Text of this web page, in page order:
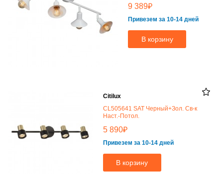
9 389₽
Привезем за 10-14 дней
В корзину
Citilux
CL505641 SAT Черный+Зол. Св-к
Наст.-Потол.
5 890₽
Привезем за 10-14 дней
В корзину